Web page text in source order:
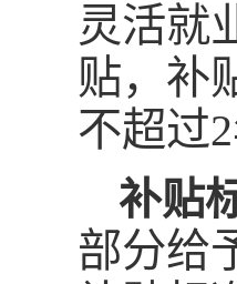
灵活就
贴，补
不超过2
补贴
部分给